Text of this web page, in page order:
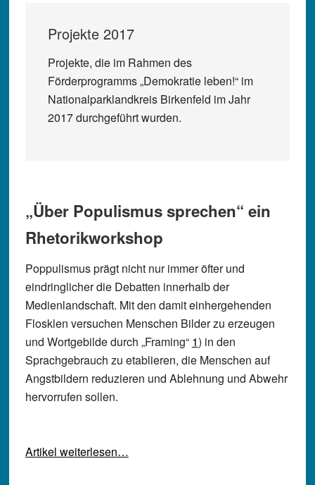
Projekte 2017
Projekte, die im Rahmen des
Förderprogramms „Demokratie leben!“ im
Nationalparklandkreis Birkenfeld im Jahr
2017 durchgeführt wurden.
„Über Populismus sprechen“ ein
Rhetorikworkshop
Poppulismus prägt nicht nur immer öfter und
eindringlicher die Debatten innerhalb der
Medienlandschaft. Mit den damit einhergehenden
Flosklen versuchen Menschen Bilder zu erzeugen
und Wortgebilde durch „Framing“ 1) in den
Sprachgebrauch zu etablieren, die Menschen auf
Angstbildern reduzieren und Ablehnung und Abwehr
hervorrufen sollen.
Artikel weiterlesen…